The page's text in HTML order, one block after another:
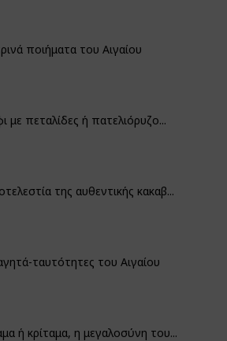
ποιήματα του Αιγαίου
με πεταλίδες ή πατελιόρυζο...
της αυθεντικής κακαβ...
ταυτότητες του Αιγαίου
ή κρίταμα, η μεγαλοσύνη του...